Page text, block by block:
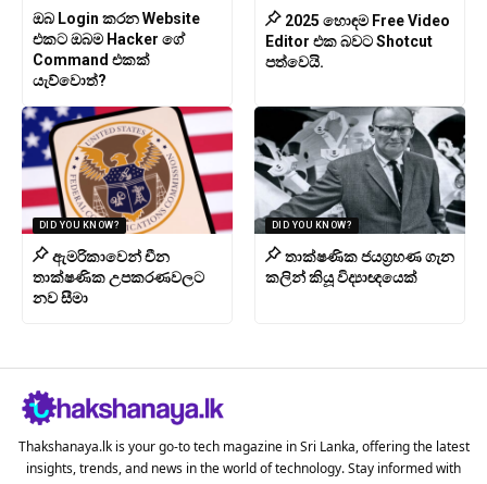
ඔබ Login කරන Website
එකට ඔබම Hacker ගේ
Command එකක්
යැව්වොත්?
2025 හොඳම Free Video
Editor එක බවට Shotcut
පත්වෙයි.
DID YOU KNOW?
ඇමරිකාවෙන් චීන
තාක්ෂණික උපකරණවලට
නව සීමා
DID YOU KNOW?
තාක්ෂණික ජයග්‍රහණ ගැන
කලින් කියූ විද්‍යාඥයෙක්
Thakshanaya.lk is your go-to tech magazine in Sri Lanka, offering the latest
insights, trends, and news in the world of technology. Stay informed with